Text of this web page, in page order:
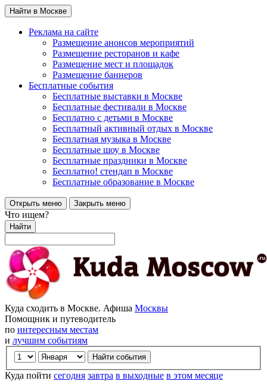
Найти в Москве
Реклама на сайте
Размещение анонсов мероприятий
Размещение ресторанов и кафе
Размещение мест и площадок
Размещение баннеров
Бесплатные события
Бесплатные выставки в Москве
Бесплатные фестивали в Москве
Бесплатно с детьми в Москве
Бесплатный активный отдых в Москве
Бесплатная музыка в Москве
Бесплатные шоу в Москве
Бесплатные праздники в Москве
Бесплатно! стендап в Москве
Бесплатные образование в Москве
Открыть меню Закрыть меню
Что ищем?
Найти
Куда сходить в Москве. Афиша Москвы
Помощник и путеводитель
по интересным местам
и лучшим событиям
Куда пойти сегодня завтра в выходные в этом месяце